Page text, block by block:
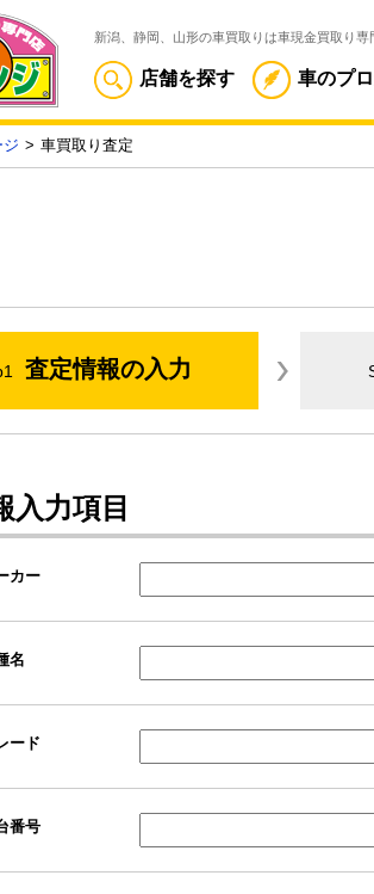
新潟、静岡、山形の車買取りは車現金買取り専
店舗を探す 車のプ
ジ 車買取り査定
査定情報の入力
入力項目
カー
名
ード
番号